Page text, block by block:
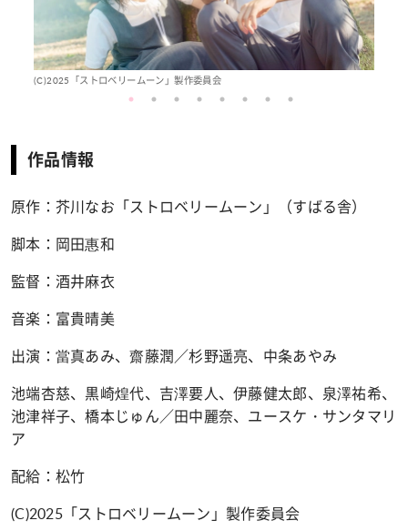
(C)2025「ストロベリームーン」製作委員会
作品情報
原作：芥川なお「ストロベリームーン」（すばる舎）
脚本：岡田惠和
監督：酒井麻衣
音楽：富貴晴美
出演：當真あみ、齋藤潤／杉野遥亮、中条あやみ
池端杏慈、黒崎煌代、吉澤要人、伊藤健太郎、泉澤祐希、
池津祥子、橋本じゅん／田中麗奈、ユースケ・サンタマリ
ア
配給：松竹
(C)2025「ストロベリームーン」製作委員会